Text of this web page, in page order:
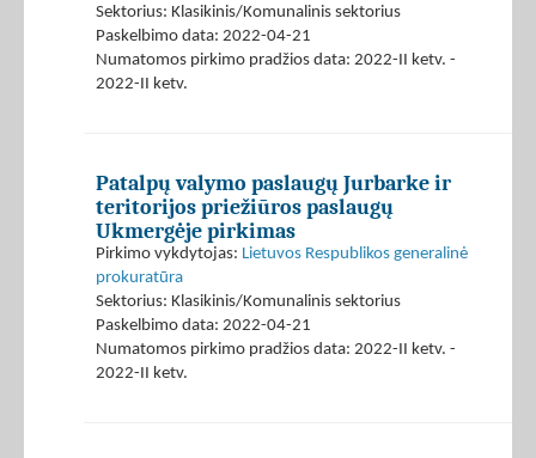
Sektorius: Klasikinis/Komunalinis sektorius
Paskelbimo data: 2022-04-21
Numatomos pirkimo pradžios data: 2022-II ketv. -
2022-II ketv.
Patalpų valymo paslaugų Jurbarke ir
teritorijos priežiūros paslaugų
Ukmergėje pirkimas
Pirkimo vykdytojas: Lietuvos Respublikos generalinė
prokuratūra
Sektorius: Klasikinis/Komunalinis sektorius
Paskelbimo data: 2022-04-21
Numatomos pirkimo pradžios data: 2022-II ketv. -
2022-II ketv.